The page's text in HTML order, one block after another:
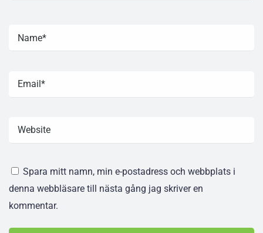
Spara mitt namn, min e-postadress och webbplats i
denna webbläsare till nästa gång jag skriver en
kommentar.